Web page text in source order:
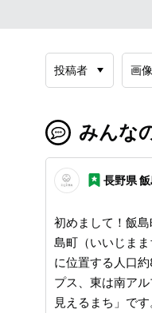
投稿者 画像
みんな
長野県
初めまして！飯島町観光協
島町（いいじま
に位置する人口
プス、東は南ア
見えるまち」で